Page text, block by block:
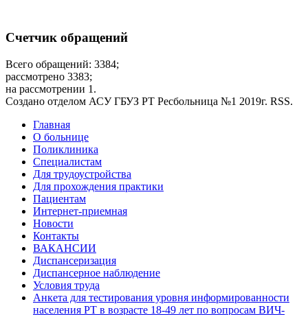
Счетчик обращений
Всего обращений: 3384;
рассмотрено 3383;
на рассмотрении 1.
Создано отделом АСУ ГБУЗ РТ Ресбольница №1 2019г. RSS.
Дополнительное
меню
Главная
О больнице
Поликлиника
Специалистам
Для трудоустройства
Для прохождения практики
Пациентам
Интернет-приемная
Новости
Контакты
ВАКАНСИИ
Диспансеризация
Диспансерное наблюдение
Условия труда
Анкета для тестирования уровня информированности
населения РТ в возрасте 18-49 лет по вопросам ВИЧ-